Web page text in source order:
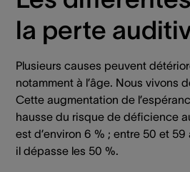
la perte
Plusieurs causes peuvent
notamment à l’âge. Nous vivons
Cette augmentation de
hausse du risque de déficience
est d’environ 6 % ; entre 50 et
il dépasse les 50 %.